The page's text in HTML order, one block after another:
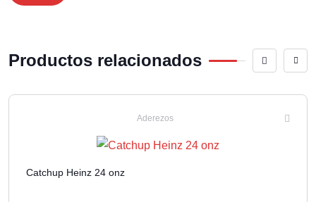
Productos relacionados
Aderezos
Catchup Heinz 24 onz